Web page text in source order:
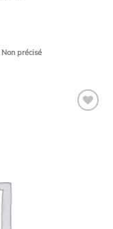
Non précisé